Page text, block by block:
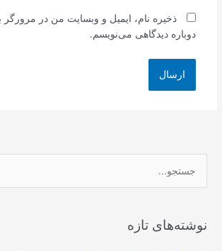
ذخیره نام، ایمیل و وبسایت من در مرورگر
دوباره دیدگاهی می‌نویسم.
نوشته‌های تازه